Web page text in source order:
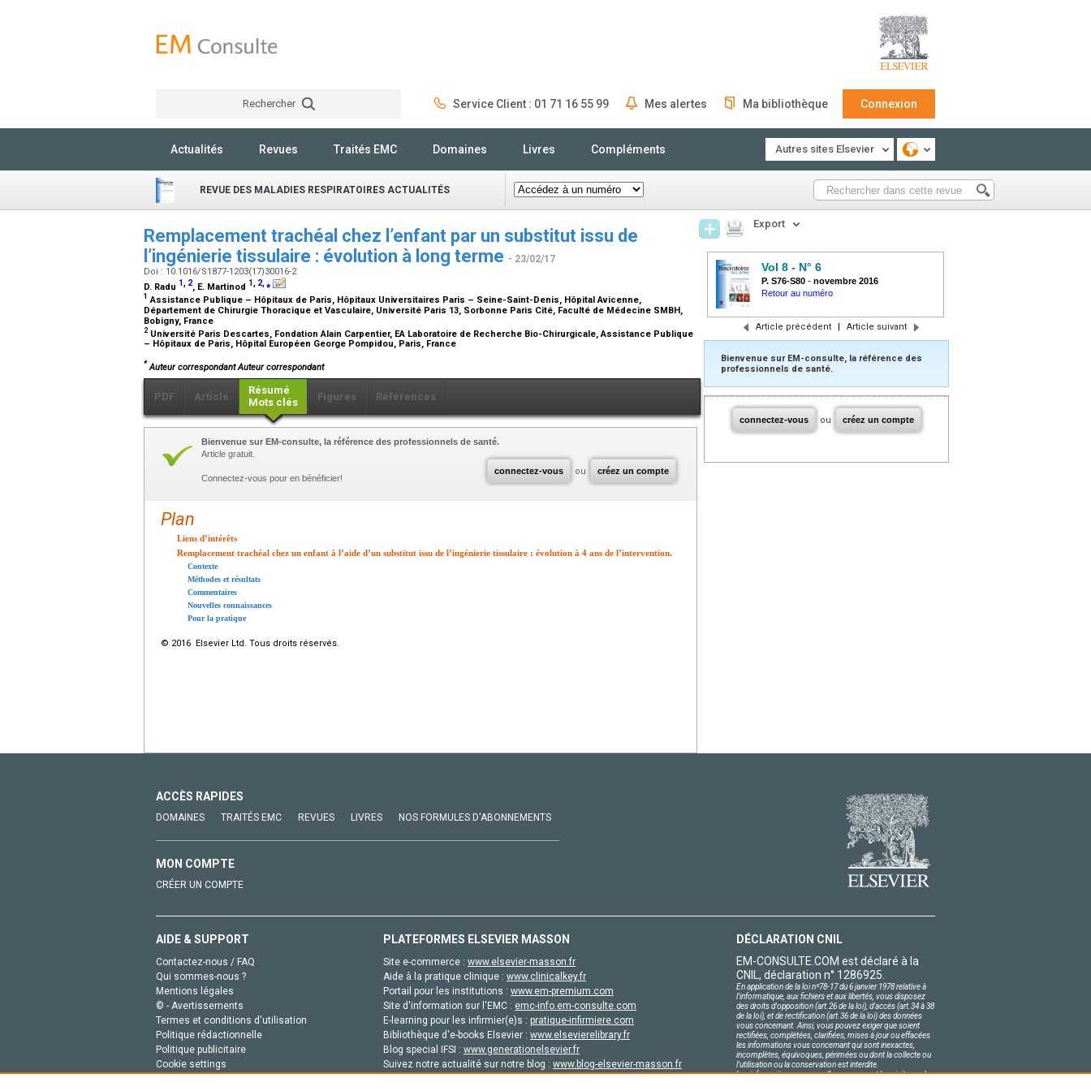
Rechercher Service Client : 01 71 16 55 99 Mes alertes Ma bibliothèque Connexion
Actualités Revues Traités EMC Domaines Livres Compléments Autres sites Elsevier
REVUE DES MALADIES RESPIRATOIRES ACTUALITÉS
Remplacement trachéal chez l’enfant par un substitut issu de
l’ingénierie tissulaire : évolution à long terme - 23/02/17
Doi : 10.1016/S1877-1203(17)30016-2
D. Radu 1, 2, E. Martinod 1, 2,⁎
1 Assistance Publique – Hôpitaux de Paris, Hôpitaux Universitaires Paris – Seine-Saint-Denis, Hôpital Avicenne,
Département de Chirurgie Thoracique et Vasculaire, Université Paris 13, Sorbonne Paris Cité, Faculté de Médecine SMBH,
Bobigny, France
2 Université Paris Descartes, Fondation Alain Carpentier, EA Laboratoire de Recherche Bio-Chirurgicale, Assistance Publique
– Hôpitaux de Paris, Hôpital Européen George Pompidou, Paris, France
* Auteur correspondant Auteur correspondant
PDF Article
Résumé
Mots clés
Figures Références
connectez-vous ou créez un compte
Bienvenue sur EM-consulte, la référence des professionnels de santé.
Article gratuit.
Connectez-vous pour en bénéficier!
Plan
Liens d’intérêts
Remplacement trachéal chez un enfant à l’aide d’un substitut issu de l’ingénierie tissulaire : évolution à 4 ans de l’intervention.
Contexte
Méthodes et résultats
Commentaires
Nouvelles connaissances
Pour la pratique
© 2016 Elsevier Ltd. Tous droits réservés.
Export
Vol 8 - N° 6
P. S76-S80 - novembre 2016
Retour au numéro
Article précédent | Article suivant
Bienvenue sur EM-consulte, la référence des
professionnels de santé.
connectez-vous ou créez un compte
ACCÈS RAPIDES
DOMAINES TRAITÉS EMC REVUES LIVRES NOS FORMULES D'ABONNEMENTS
MON COMPTE
CRÉER UN COMPTE
AIDE & SUPPORT
Contactez-nous / FAQ
Qui sommes-nous ?
Mentions légales
© - Avertissements
Termes et conditions d'utilisation
Politique rédactionnelle
Politique publicitaire
Cookie settings
PLATEFORMES ELSEVIER MASSON
Site e-commerce : www.elsevier-masson.fr
Aide à la pratique clinique : www.clinicalkey.fr
Portail pour les institutions : www.em-premium.com
Site d'information sur l'EMC : emc-info.em-consulte.com
E-learning pour les infirmier(e)s : pratique-infirmiere.com
Bibliothèque d'e-books Elsevier : www.elsevierelibrary.fr
Blog special IFSI : www.generationelsevier.fr
Suivez notre actualité sur notre blog : www.blog-elsevier-masson.fr
DÉCLARATION CNIL
EM-CONSULTE.COM est déclaré à la
CNIL, déclaration n° 1286925.
En application de la loi nº78-17 du 6 janvier 1978 relative à
l'informatique, aux fichiers et aux libertés, vous disposez
des droits d'opposition (art.26 de la loi), d'accès (art.34 à 38
de la loi), et de rectification (art.36 de la loi) des données
vous concernant. Ainsi, vous pouvez exiger que soient
rectifiées, complétées, clarifiées, mises à jour ou effacées
les informations vous concernant qui sont inexactes,
incomplètes, équivoques, périmées ou dont la collecte ou
l'utilisation ou la conservation est interdite.
Les informations personnelles concernant les visiteurs de